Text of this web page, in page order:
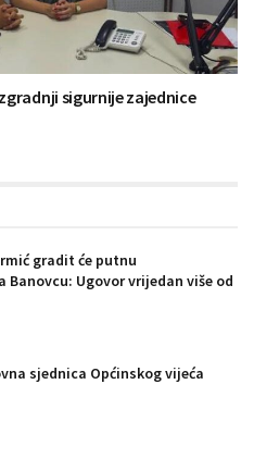
sigurnije zajednice
gradit će putnu
Ugovor vrijedan više od
sjednica Općinskog vijeća